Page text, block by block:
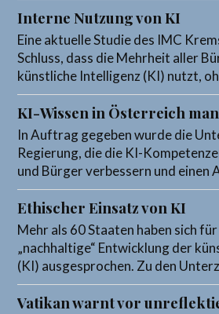
Interne Nutzung von KI
Eine aktuelle Studie des IMC
Schluss, dass die Mehrheit aller
künstliche Intelligenz (KI) nutzt,
KI-Wissen in Österreich
In Auftrag gegeben wurde die
Regierung, die die KI-
und Bürger verbessern und einen
Ethischer Einsatz von KI
Mehr als 60 Staaten haben sich für
„nachhaltige“ Entwicklung der
(KI) ausgesprochen. Zu den
Vatikan warnt vor